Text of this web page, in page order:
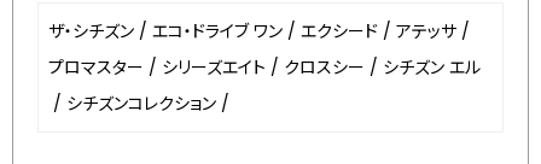
ザ・シチズン / エコ・ドライブ ワン / エクシード / アテッサ /
プロマスター / シリーズエイト / クロスシー / シチズン エル
/ シチズンコレクション /